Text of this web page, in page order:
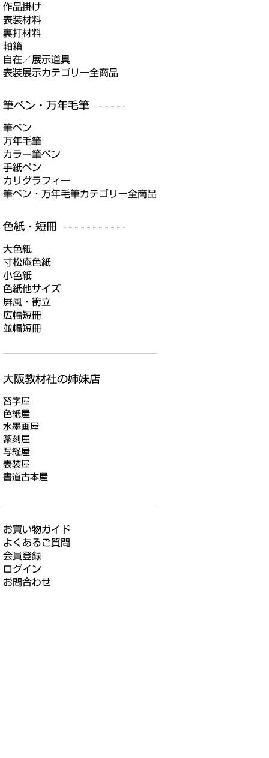
作品掛け
表装材料
裏打材料
軸箱
自在／展示道具
表装展示カテゴリー全商品
筆ペン
万年毛筆
カラー筆ペン
手紙ペン
カリグラフィー
筆ペン・万年毛筆カテゴリー全商品
大色紙
寸松庵色紙
小色紙
色紙他サイズ
屛風・衝立
広幅短冊
並幅短冊
習字屋
色紙屋
水墨画屋
篆刻屋
写経屋
表装屋
書道古本屋
お買い物ガイド
よくあるご質問
会員登録
ログイン
お問合わせ